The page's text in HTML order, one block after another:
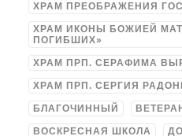
ХРАМ ПРЕОБРАЖЕНИЯ
ХРАМ ИКОНЫ БОЖИЕЙ
ПОГИБШИХ»
ХРАМ ПРП. СЕРАФИМА
ХРАМ ПРП. СЕРГИЯ
БЛАГОЧИННЫЙ
ВОСКРЕСНАЯ ШКОЛА